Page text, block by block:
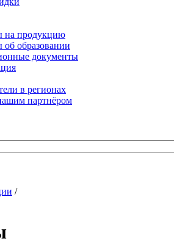
на продукцию
образовании
документы
в регионах
партнёром
/